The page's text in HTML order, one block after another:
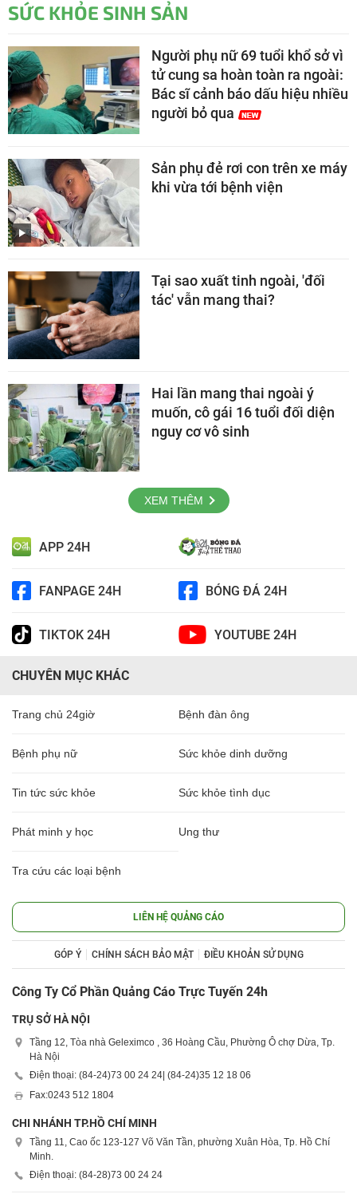
SỨC KHỎE SINH SẢN
Người phụ nữ 69 tuổi khổ sở vì
tử cung sa hoàn toàn ra ngoài:
Bác sĩ cảnh báo dấu hiệu nhiều
người bỏ qua
Sản phụ đẻ rơi con trên xe máy
khi vừa tới bệnh viện
Tại sao xuất tinh ngoài, 'đối
tác' vẫn mang thai?
Hai lần mang thai ngoài ý
muốn, cô gái 16 tuổi đối diện
nguy cơ vô sinh
XEM THÊM
APP 24H
FANPAGE 24H BÓNG ĐÁ 24H
TIKTOK 24H YOUTUBE 24H
CHUYÊN MỤC KHÁC
Trang chủ 24giờ Bệnh đàn ông
Bệnh phụ nữ Sức khỏe dinh dưỡng
Tin tức sức khỏe Sức khỏe tình dục
Phát minh y học Ung thư
Tra cứu các loại bệnh
LIÊN HỆ QUẢNG CÁO
GÓP Ý CHÍNH SÁCH BẢO MẬT ĐIỀU KHOẢN SỬ DỤNG
Công Ty Cổ Phần Quảng Cáo Trực Tuyến 24h
TRỤ SỞ HÀ NỘI
Tầng 12, Tòa nhà Geleximco , 36 Hoàng Cầu, Phường Ô chợ Dừa, Tp.
Hà Nội
Điện thoại: (84-24)73 00 24 24 | (84-24)35 12 18 06
Fax:0243 512 1804
CHI NHÁNH TP.HỒ CHÍ MINH
Tầng 11, Cao ốc 123-127 Võ Văn Tần, phường Xuân Hòa, Tp. Hồ Chí
Minh.
Điện thoại: (84-28)73 00 24 24